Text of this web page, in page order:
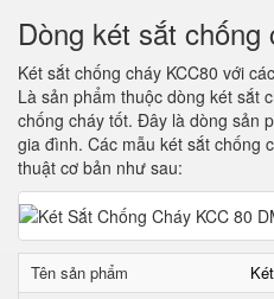
Dòng két sắt chống
Két sắt chống cháy KCC80 với
Là sản phẩm thuộc dòng két sắt
chống cháy tốt. Đây là dòng sản
gia đình. Các mẫu két sắt chống
thuật cơ bản như sau:
Tên sản phẩm